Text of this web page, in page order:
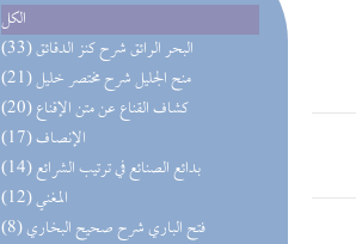
الكل
(33) البحر الرائق شرح كنز الدقائق
(21) منح الجليل شرح مختصر خليل
(20) كشاف القناع عن متن الإقناع
(17) الإنصاف
(14) بدائع الصنائع في ترتيب الشرائع
(12) المغني
(8) فتح الباري شرح صحيح البخاري